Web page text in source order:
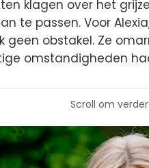
klagen over het
te passen. Voor
geen obstakel. Ze
omstandigheden
Scroll om